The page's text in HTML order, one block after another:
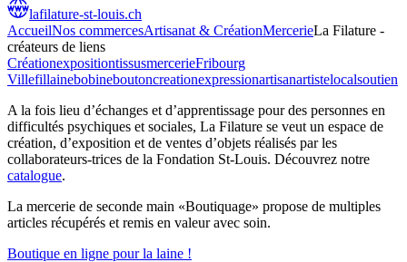
lafilature-st-louis.ch
AccueilNos commercesArtisanat & CréationMercerieLa Filature -
créateurs de liens
CréationexpositiontissusmercerieFribourg
Villefillainebobineboutoncreationexpressionartisanartistelocalsoutien
A la fois lieu d’échanges et d’apprentissage pour des personnes en
difficultés psychiques et sociales, La Filature se veut un espace de
création, d’exposition et de ventes d’objets réalisés par les
collaborateurs-trices de la Fondation St-Louis. Découvrez notre
catalogue.
La mercerie de seconde main «Boutiquage» propose de multiples
articles récupérés et remis en valeur avec soin.
Boutique en ligne pour la laine !